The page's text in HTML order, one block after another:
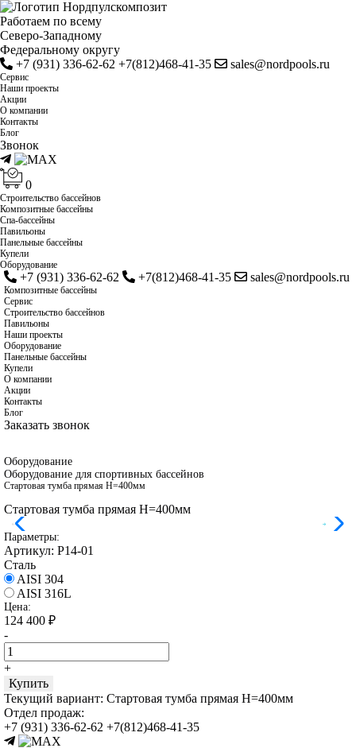
Работаем по всему
Cеверо-Западному
Федеральному округу
+7 (931) 336-62-62 +7(812)468-41-35 sales@nordpools.ru
Cервис
Наши проекты
Акции
О компании
Контакты
Блог
Звонок
0
Строительство бассейнов
Композитные бассейны
Спа-бассейны
Павильоны
Панельные бассейны
Купели
Оборудование
+7 (931) 336-62-62 +7(812)468-41-35 sales@nordpools.ru
Композитные бассейны
Cервис
Строительство бассейнов
Павильоны
Наши проекты
Оборудование
Панельные бассейны
Купели
О компании
Акции
Контакты
Блог
Заказать звонок
Оборудование
Оборудование для спортивных бассейнов
Стартовая тумба прямая H=400мм
Стартовая тумба прямая H=400мм
Параметры:
Артикул: Р14-01
Сталь
AISI 304
AISI 316L
Цена:
124 400 ₽
-
+
Купить
Текущий вариант: Стартовая тумба прямая H=400мм
Отдел продаж:
+7 (931) 336-62-62 +7(812)468-41-35